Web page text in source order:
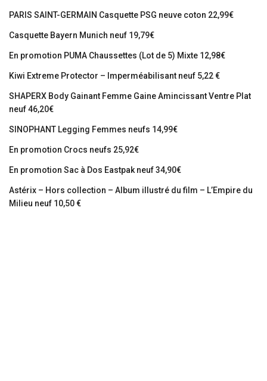
PARIS SAINT-GERMAIN Casquette PSG neuve coton 22,99€
Casquette Bayern Munich neuf 19,79€
En promotion PUMA Chaussettes (Lot de 5) Mixte 12,98€
Kiwi Extreme Protector – Imperméabilisant neuf 5,22 €
SHAPERX Body Gainant Femme Gaine Amincissant Ventre Plat
neuf 46,20€
SINOPHANT Legging Femmes neufs 14,99€
En promotion Crocs neufs 25,92€
En promotion Sac à Dos Eastpak neuf 34,90€
Astérix – Hors collection – Album illustré du film – L’Empire du
Milieu neuf 10,50 €